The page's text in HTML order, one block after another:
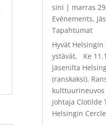
sini | marras
Evénements,
Tapahtumat
Hyvät
ystävät, Ke
jäsenilta
(ranskaksi).
johtaja Clotilde
Helsingin